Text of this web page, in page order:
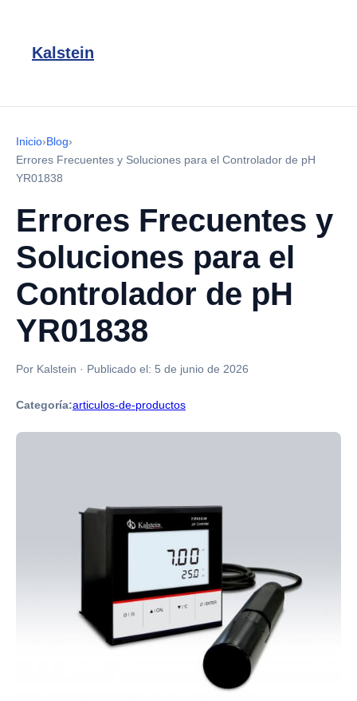
Kalstein
Inicio›Blog›
Errores Frecuentes y Soluciones para el Controlador de pH
YR01838
Errores Frecuentes y
Soluciones para el
Controlador de pH
YR01838
Por Kalstein · Publicado el: 5 de junio de 2026
Categoría:articulos-de-productos